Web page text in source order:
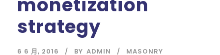
strategy
6 6 月, 2016 BY ADMIN MASONRY